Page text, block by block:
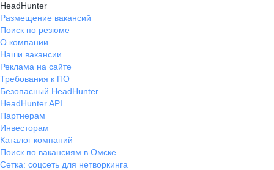
HeadHunter
Размещение вакансий
Поиск по резюме
О компании
Наши вакансии
Реклама на сайте
Требования к ПО
Безопасный HeadHunter
HeadHunter API
Партнерам
Инвесторам
Каталог компаний
Поиск по вакансиям в Омске
Сетка: соцсеть для нетворкинга